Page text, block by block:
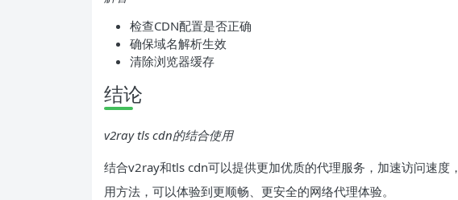
检查CDN配置是否正确
确保域名解析生效
清除浏览器缓存
结论
v2ray tls cdn的结合使用
结合v2ray和tls cdn可以提供更加优质的代理服务，加速访问速度
用方法，可以体验到更顺畅、更安全的网络代理体验。